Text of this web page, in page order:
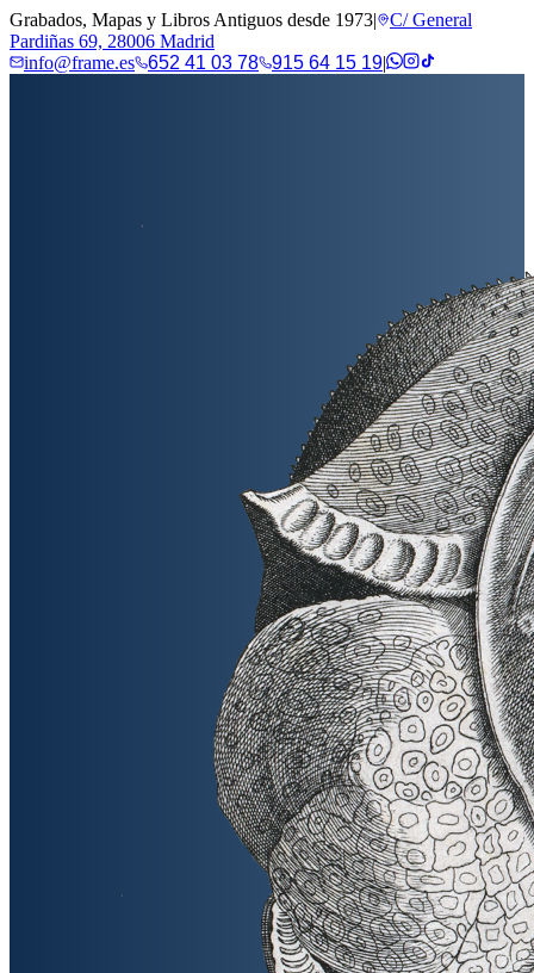
Grabados, Mapas y Libros Antiguos desde 1973|
C/ General
Pardiñas 69, 28006 Madrid
info@frame.es
652 41 03 78 915 64 15 19|